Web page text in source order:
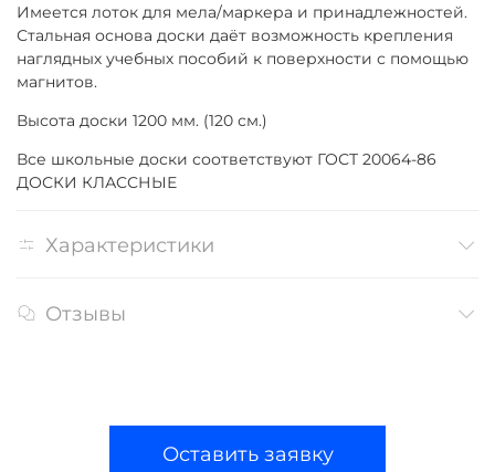
Имеется лоток для мела/маркера и принадлежностей.
Стальная основа доски даёт возможность крепления
наглядных учебных пособий к поверхности с помощью
магнитов.
Высота доски 1200 мм. (120 см.)
Все школьные доски соответствуют ГОСТ 20064-86
ДОСКИ КЛАССНЫЕ
Характеристики
Отзывы
Оставить заявку